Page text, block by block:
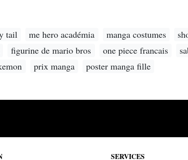
tail me hero académia manga costumes
figurine de mario bros one piece francais
prix manga poster manga fille
SERVICES